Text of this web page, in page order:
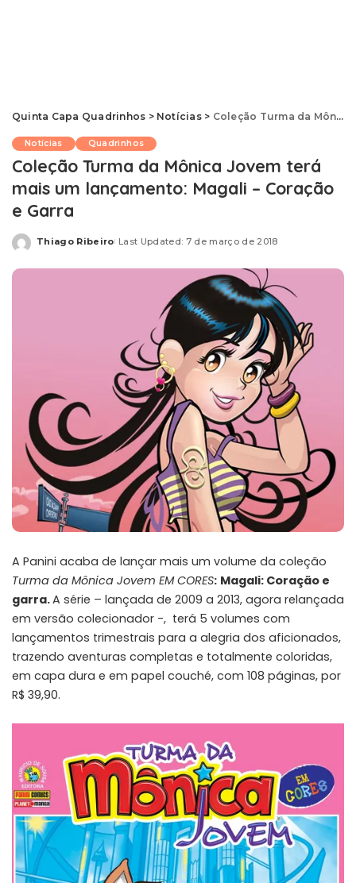
Quinta Capa Quadrinhos > Notícias> Coleção Turma da Mônica Jovem terá mais um lançamento: Magali – Coração e Garra
Notícias Quadrinhos
Coleção Turma da Mônica Jovem terá
mais um lançamento: Magali – Coração
e Garra
Posted
Thiago Ribeiro Last Updated: 7 de março de 2018
A Panini acaba de lançar mais um volume da coleção
Turma da Mônica Jovem EM CORES: Magali: Coração e
garra.A série – lançada de 2009 a 2013, agora relançada
em versão colecionador -, terá 5 volumes com
lançamentos trimestrais para a alegria dos aficionados,
trazendo aventuras completas e totalmente coloridas,
em capa dura e em papel couché, com 108 páginas, por
R$ 39,90.